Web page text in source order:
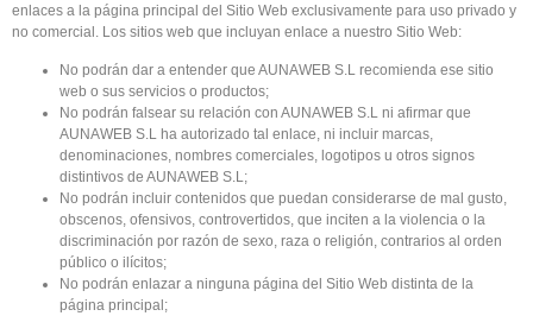
enlaces a la página principal del Sitio Web exclusivamente para uso privado y
no comercial. Los sitios web que incluyan enlace a nuestro Sitio Web:
No podrán dar a entender que AUNAWEB S.L recomienda ese sitio
web o sus servicios o productos;
No podrán falsear su relación con AUNAWEB S.L ni afirmar que
AUNAWEB S.L ha autorizado tal enlace, ni incluir marcas,
denominaciones, nombres comerciales, logotipos u otros signos
distintivos de AUNAWEB S.L;
No podrán incluir contenidos que puedan considerarse de mal gusto,
obscenos, ofensivos, controvertidos, que inciten a la violencia o la
discriminación por razón de sexo, raza o religión, contrarios al orden
público o ilícitos;
No podrán enlazar a ninguna página del Sitio Web distinta de la
página principal;